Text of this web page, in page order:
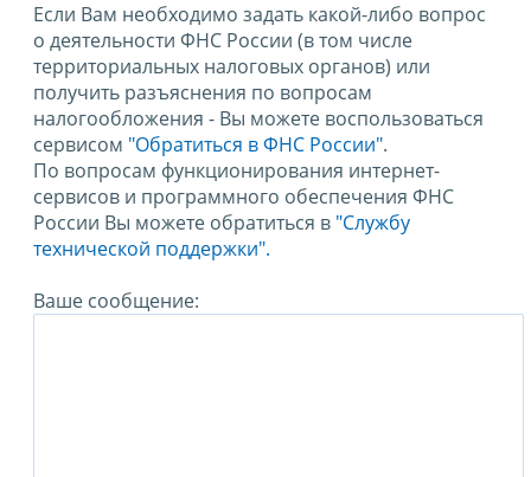
Если Вам необходимо задать какой-либо вопрос
о деятельности ФНС России (в том числе
территориальных налоговых органов) или
получить разъяснения по вопросам
налогообложения - Вы можете воспользоваться
сервисом "Обратиться в ФНС России".
По вопросам функционирования интернет-
сервисов и программного обеспечения ФНС
России Вы можете обратиться в "Службу
технической поддержки".
Ваше сообщение: